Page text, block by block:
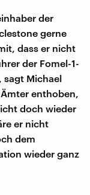
der
gerne
dass er nicht
der Fomel-1-
sagt Michael
enthoben,
doch wieder
er nicht
dem
wieder ganz